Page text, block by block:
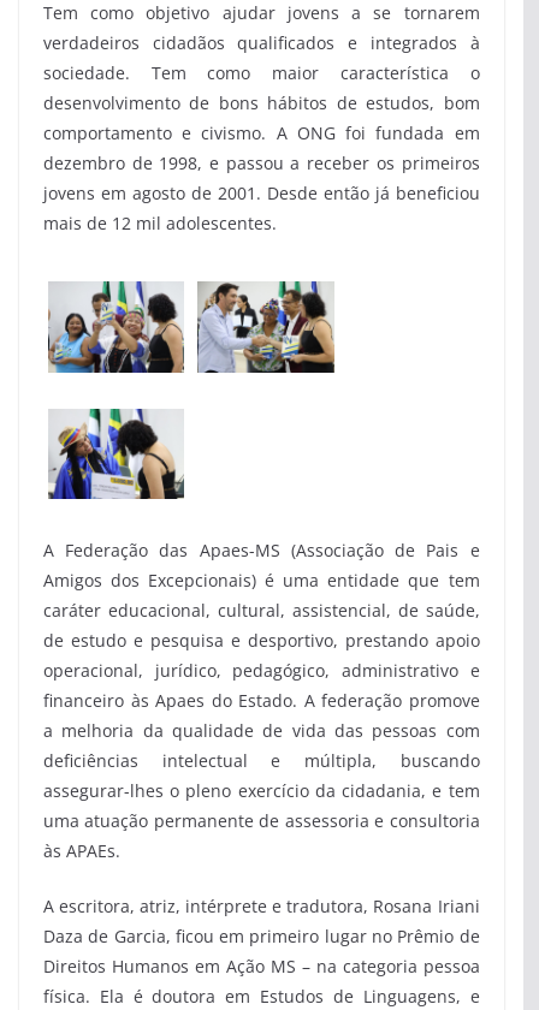
Tem como objetivo ajudar jovens a se tornarem
verdadeiros cidadãos qualificados e integrados à
sociedade. Tem como maior característica o
desenvolvimento de bons hábitos de estudos, bom
comportamento e civismo. A ONG foi fundada em
dezembro de 1998, e passou a receber os primeiros
jovens em agosto de 2001. Desde então já beneficiou
mais de 12 mil adolescentes.
A Federação das Apaes-MS (Associação de Pais e
Amigos dos Excepcionais) é uma entidade que tem
caráter educacional, cultural, assistencial, de saúde,
de estudo e pesquisa e desportivo, prestando apoio
operacional, jurídico, pedagógico, administrativo e
financeiro às Apaes do Estado. A federação promove
a melhoria da qualidade de vida das pessoas com
deficiências intelectual e múltipla, buscando
assegurar-lhes o pleno exercício da cidadania, e tem
uma atuação permanente de assessoria e consultoria
às APAEs.
A escritora, atriz, intérprete e tradutora, Rosana Iriani
Daza de Garcia, ficou em primeiro lugar no Prêmio de
Direitos Humanos em Ação MS – na categoria pessoa
física. Ela é doutora em Estudos de Linguagens, e